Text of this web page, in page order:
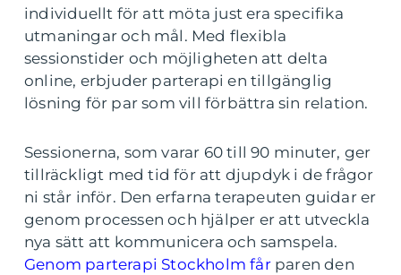
individuellt för att möta just era specifika
utmaningar och mål. Med flexibla
sessionstider och möjligheten att delta
online, erbjuder parterapi en tillgänglig
lösning för par som vill förbättra sin relation.
Sessionerna, som varar 60 till 90 minuter, ger
tillräckligt med tid för att djupdyk i de frågor
ni står inför. Den erfarna terapeuten guidar er
genom processen och hjälper er att utveckla
nya sätt att kommunicera och samspela.
Genom parterapi Stockholm fårparen den